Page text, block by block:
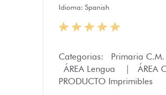
Idioma: Spanish
Categorias: Primaria C.M.
ÁREA Lengua
ÁREA
PRODUCTO Imprimibles